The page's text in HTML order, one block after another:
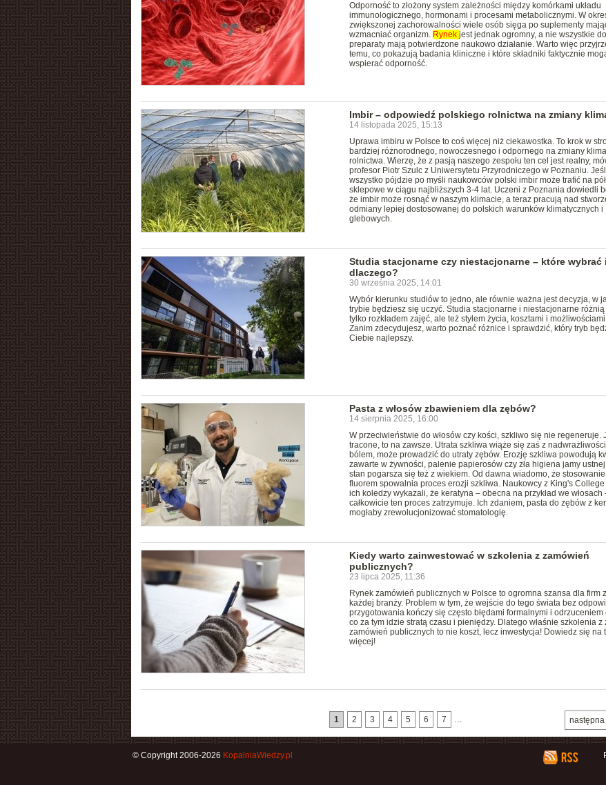
Odporność to złożony system zależności między komórkami układu
immunologicznego, hormonami i procesami metabolicznymi. W
zwiększonej zachorowalności wiele osób sięga po suplementy
wzmacniać organizm. Rynek jest jednak ogromny, a nie wszystkie
preparaty mają potwierdzone naukowo działanie. Warto więc
temu, co pokazują badania kliniczne i które składniki faktycznie
wspierać odporność.
Imbir – odpowiedź polskiego rolnictwa na zmiany
14 listopada 2025, 15:13
Uprawa imbiru w Polsce to coś więcej niż ciekawostka. To krok w
bardziej różnorodnego, nowoczesnego i odpornego na zmiany
rolnictwa. Wierzę, że z pasją naszego zespołu ten cel jest realny,
profesor Piotr Szulc z Uniwersytetu Przyrodniczego w Poznaniu.
wszystko pójdzie po myśli naukowców polski imbir może trafić na
sklepowe w ciągu najbliższych 3-4 lat. Uczeni z Poznania dowiedli
że imbir może rosnąć w naszym klimacie, a teraz pracują nad
odmiany lepiej dostosowanej do polskich warunków klimatycznych i
glebowych.
Studia stacjonarne czy niestacjonarne – które wybrać i
dlaczego?
30 września 2025, 14:01
Wybór kierunku studiów to jedno, ale równie ważna jest decyzja, w
trybie będziesz się uczyć. Studia stacjonarne i niestacjonarne
tylko rozkładem zajęć, ale też stylem życia, kosztami i
Zanim zdecydujesz, warto poznać różnice i sprawdzić, który tryb
Ciebie najlepszy.
Pasta z włosów zbawieniem dla zębów?
14 sierpnia 2025, 16:00
W przeciwieństwie do włosów czy kości, szkliwo się nie regeneruje.
tracone, to na zawsze. Utrata szkliwa wiąże się zaś z
bólem, może prowadzić do utraty zębów. Erozję szkliwa powodują
zawarte w żywności, palenie papierosów czy zła higiena jamy
stan pogarsza się też z wiekiem. Od dawna wiadomo, że
fluorem spowalnia proces erozji szkliwa. Naukowcy z King's
ich koledzy wykazali, że keratyna – obecna na przykład we włosach
całkowicie ten proces zatrzymuje. Ich zdaniem, pasta do zębów z
mogłaby zrewolucjonizować stomatologię.
Kiedy warto zainwestować w szkolenia z zamówień
publicznych?
23 lipca 2025, 11:36
Rynek zamówień publicznych w Polsce to ogromna szansa dla firm
każdej branży. Problem w tym, że wejście do tego świata bez
przygotowania kończy się często błędami formalnymi i odrzuceniem
co za tym idzie stratą czasu i pieniędzy. Dlatego właśnie szkolenia z
zamówień publicznych to nie koszt, lecz inwestycja! Dowiedz się na
więcej!
1 2 3 4 5 6 7 …
© Copyright 2006-2026 KopalniaWiedzy.pl